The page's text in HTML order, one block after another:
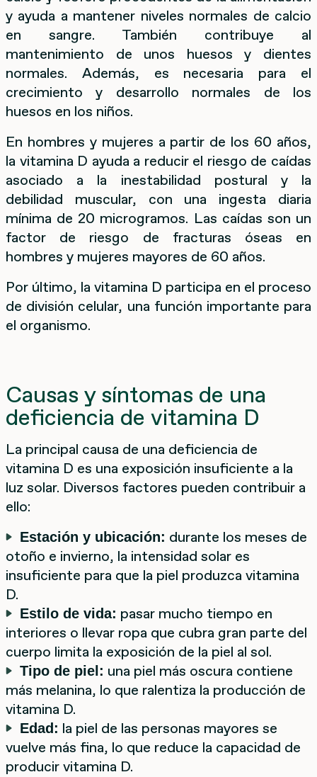
y ayuda a mantener niveles normales de calcio
en sangre. También contribuye al
mantenimiento de unos huesos y dientes
normales. Además, es necesaria para el
crecimiento y desarrollo normales de los
huesos en los niños.
En hombres y mujeres a partir de los 60 años,
la vitamina D ayuda a reducir el riesgo de caídas
asociado a la inestabilidad postural y la
debilidad muscular, con una ingesta diaria
mínima de 20 microgramos. Las caídas son un
factor de riesgo de fracturas óseas en
hombres y mujeres mayores de 60 años.
Por último, la vitamina D participa en el proceso
de división celular, una función importante para
el organismo.
Causas y síntomas de una
deficiencia de vitamina D
La principal causa de una deficiencia de
vitamina D es una exposición insuficiente a la
luz solar. Diversos factores pueden contribuir a
ello:
Estación y ubicación: durante los meses de
otoño e invierno, la intensidad solar es
insuficiente para que la piel produzca vitamina
D.
Estilo de vida: pasar mucho tiempo en
interiores o llevar ropa que cubra gran parte del
cuerpo limita la exposición de la piel al sol.
Tipo de piel: una piel más oscura contiene
más melanina, lo que ralentiza la producción de
vitamina D.
Edad: la piel de las personas mayores se
vuelve más fina, lo que reduce la capacidad de
producir vitamina D.